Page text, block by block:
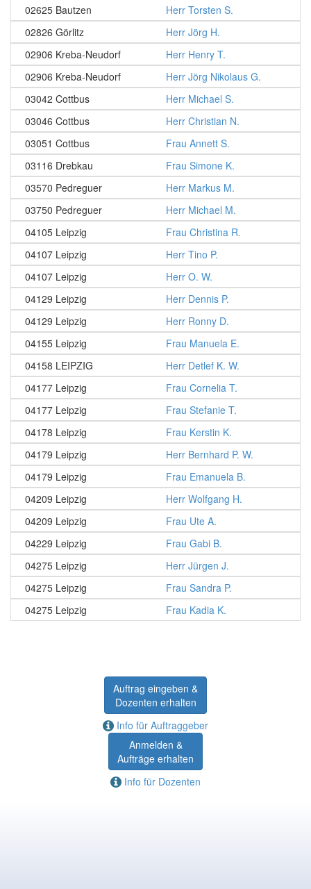
02625 Bautzen
Herr Torsten S.
02826 Görlitz
Herr Jörg H.
02906 Kreba-Neudorf
Herr Henry T.
02906 Kreba-Neudorf
Herr Jörg Nikolaus G.
03042 Cottbus
Herr Michael S.
03046 Cottbus
Herr Christian N.
03051 Cottbus
Frau Annett S.
03116 Drebkau
Frau Simone K.
03570 Pedreguer
Herr Markus M.
03750 Pedreguer
Herr Michael M.
04105 Leipzig
Frau Christina R.
04107 Leipzig
Herr Tino P.
04107 Leipzig
Herr O. W.
04129 Leipzig
Herr Dennis P.
04129 Leipzig
Herr Ronny D.
04155 Leipzig
Frau Manuela E.
04158 LEIPZIG
Herr Detlef K. W.
04177 Leipzig
Frau Cornelia T.
04177 Leipzig
Frau Stefanie T.
04178 Leipzig
Frau Kerstin K.
04179 Leipzig
Herr Bernhard P. W.
04179 Leipzig
Frau Emanuela B.
04209 Leipzig
Herr Wolfgang H.
04209 Leipzig
Frau Ute A.
04229 Leipzig
Frau Gabi B.
04275 Leipzig
Herr Jürgen J.
04275 Leipzig
Frau Sandra P.
04275 Leipzig
Frau Kadia K.
Auftrag eingeben &
Dozenten erhalten
Info für Auftraggeber
Anmelden &
Aufträge erhalten
Info für Dozenten